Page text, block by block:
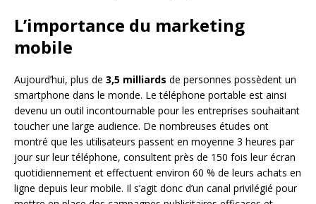
L’importance du marketing
mobile
Aujourd’hui, plus de 3,5 milliards de personnes possèdent un
smartphone dans le monde. Le téléphone portable est ainsi
devenu un outil incontournable pour les entreprises souhaitant
toucher une large audience. De nombreuses études ont
montré que les utilisateurs passent en moyenne 3 heures par
jour sur leur téléphone, consultent près de 150 fois leur écran
quotidiennement et effectuent environ 60 % de leurs achats en
ligne depuis leur mobile. Il s’agit donc d’un canal privilégié pour